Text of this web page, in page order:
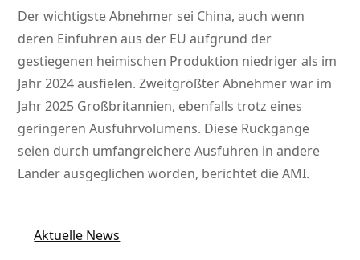
Der wichtigste Abnehmer sei China, auch wenn
deren Einfuhren aus der EU aufgrund der
gestiegenen heimischen Produktion niedriger als im
Jahr 2024 ausfielen. Zweitgrößter Abnehmer war im
Jahr 2025 Großbritannien, ebenfalls trotz eines
geringeren Ausfuhrvolumens. Diese Rückgänge
seien durch umfangreichere Ausfuhren in andere
Länder ausgeglichen worden, berichtet die AMI.
Aktuelle News